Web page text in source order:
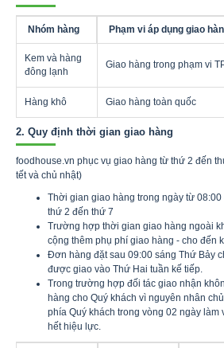
Nhóm hàng Phạm vi áp dụng giao
Kem và hàng
đông lạnh
Giao hàng trong phạm vi
Hàng khô Giao hàng toàn quốc
2. Quy định thời gian giao hàng
foodhouse.vn phục vụ giao hàng từ thứ 2 đến
tết và chủ nhật)
Thời gian giao hàng trong ngày từ
thứ 2 đến thứ 7
Trường hợp thời gian giao hàng ngoài
cộng thêm phụ phí giao hàng - cho đến
Đơn hàng đặt sau 09:00 sáng Thứ Bảy
được giao vào Thứ Hai tuần kế tiếp.
Trong trường hợp đối tác giao nhận
hàng cho Quý khách vì nguyên nhân
phía Quý khách trong vòng 02 ngày làm
hết hiệu lực.